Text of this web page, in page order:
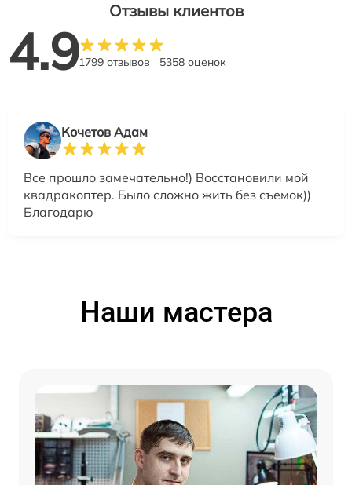
Отзывы клиентов
4.91799 отзывов 5358 оценок
Кочетов Адам
Все прошло замечательно!) Восстановили мой
квадракоптер. Было сложно жить без съемок))
Благодарю
Наши мастера